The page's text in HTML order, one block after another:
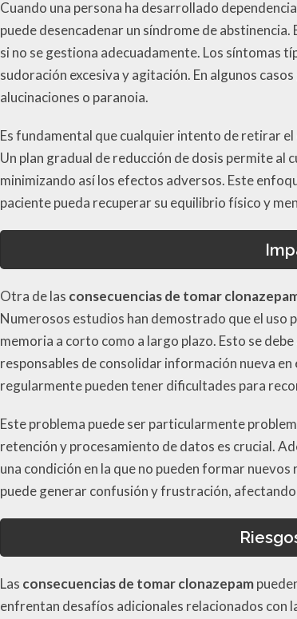
Cuando una persona ha desarrollado
puede desencadenar un síndrome de
si no se gestiona adecuadamente. Los síntomas
sudoración excesiva y agitación. En algunos
alucinaciones o paranoia.
Es fundamental que cualquier intento de retirar
Un plan gradual de reducción de dosis permite
minimizando así los efectos adversos. Este
paciente pueda recuperar su equilibrio físico y
Otra de las consecuencias de tomar
Numerosos estudios han demostrado que el
memoria a corto como a largo plazo. Esto se
responsables de consolidar información nueva
regularmente pueden tener dificultades para
Este problema puede ser particularmente
retención y procesamiento de datos es crucial.
una condición en la que no pueden formar
puede generar confusión y frustración,
Las consecuencias de tomar clonazepam
enfrentan desafíos adicionales relacionados con